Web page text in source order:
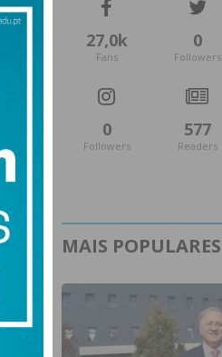
27,0k
Fans
0
Followers
0
Followers
577
Readers
MAIS POPULARES